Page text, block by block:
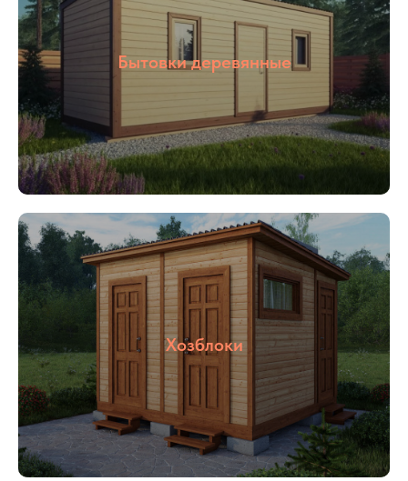
Бытовки деревянные
Хозблоки
Наша компания ООО «БОКС МОДУЛЬ»
основана в 2018 году. Мы специализируемся
на строительстве быстровозводимым зданий
«под ключ», для разного назначения: офис
продаж, штаб строительства, общежитие,
магазин и тд. Так же наша компания
производит готовые переводные конструкции:
блок контейнеры, металлические бытовки,
сантехнические, посты охраны, КПП, бытовки
деревянные. Располагается наше производство
в Раменском районе, благодаря чему выгодное
территориальное расположение позволяет
осуществлять быструю доставку в любую
указанную точку.
Наше производство всегда открыто для
потенциальных клиентов и партнеров, Вы
можете всегда к нам приехать в гости,
убедиться в качестве материалов и взглянуть на
сам процесс изготовления.
Подробнее